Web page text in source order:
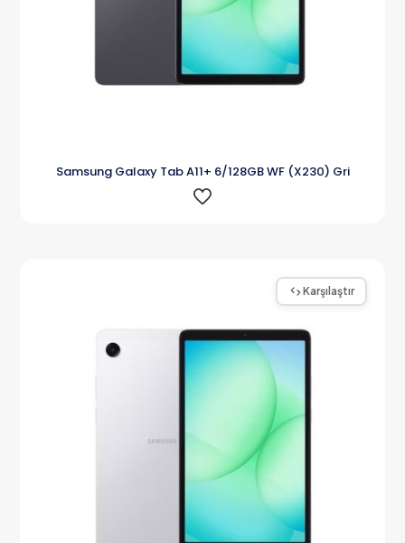
Samsung Galaxy Tab A11+ 6/128GB WF (X230) Gri
Karşılaştır